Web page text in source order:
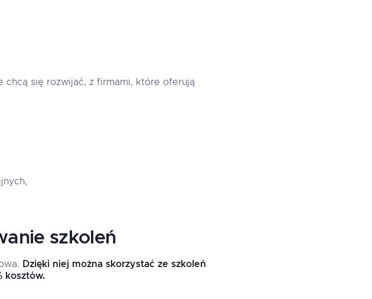
chcą się rozwijać, z firmami, które oferują
szkoleń
Dzięki niej można skorzystać ze szkoleń
kosztów.